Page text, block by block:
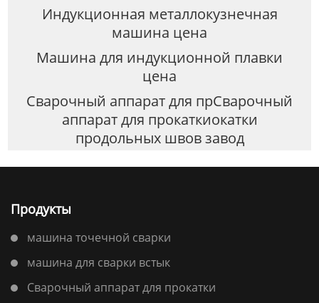
Индукционная металлокузнечная
машина цена
Машина для индукционной плавки
цена
Сварочный аппарат для прСварочный
аппарат для прокаткиокатки
продольных швов завод
Продукты
машина точечной сварки
машина для сварки встык
Сварочный аппарат для прокатки